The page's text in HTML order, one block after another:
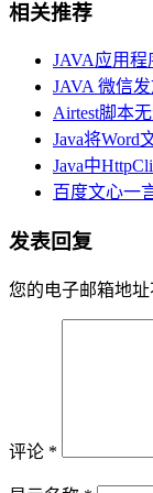
相关推荐
JAVA应用程
JAVA 微信
Airtest脚本
Java将Word
Java中
百度文心一
发表回复
您的电子邮箱地址
评论 *